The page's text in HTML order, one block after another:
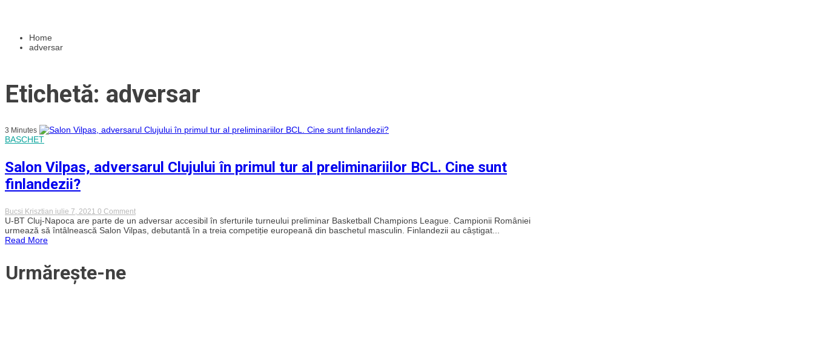
Home
adversar
Etichetă: adversar
3 Minutes
BASCHET
Salon Vilpas, adversarul Clujului în primul tur al preliminariilor BCL. Cine sunt
finlandezii?
Bucsi Krisztian iulie 7, 2021 0 Commenton
Salon
Vilpas,
adversarul
U-BT Cluj-Napoca are parte de un adversar accesibil în sferturile turneului preliminar Basketball Champions League. Campionii României
urmează să întâlnească Salon Vilpas, debutantă în a treia competiție europeană din baschetul masculin. Finlandezii au câștigat...
Read More
Urmărește-ne